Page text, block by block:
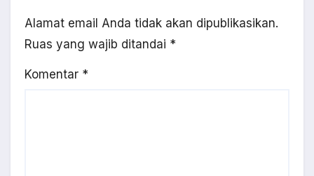
Alamat email Anda tidak akan dipublikasikan.
Ruas yang wajib ditandai *
Komentar *